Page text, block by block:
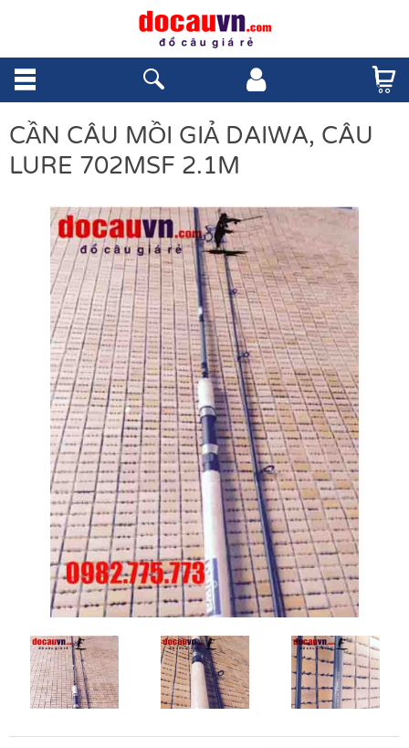
CẦN CÂU MỒI GIẢ DAIWA, CÂU
LURE 702MSF 2.1M